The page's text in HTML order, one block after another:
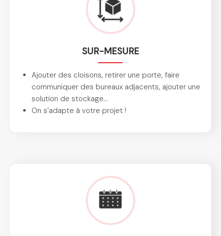
SUR-MESURE
Ajouter des cloisons, retirer une porte, faire
communiquer des bureaux adjacents, ajouter une
solution de stockage…
On s’adapte à votre projet !